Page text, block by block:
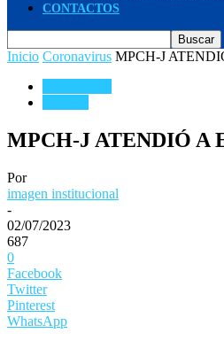
CONTACTOS
Inicio Coronavirus MPCH-J
MPCH-J ATENDIÓ A
Por
imagen institucional
-
02/07/2023
687
0
Facebook
Twitter
Pinterest
WhatsApp